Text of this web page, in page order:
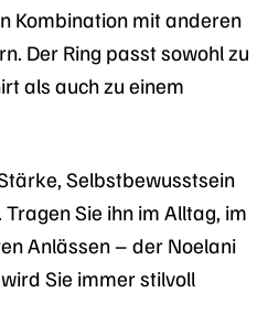
Kombination mit anderen
Der Ring passt sowohl zu
als auch zu einem
Selbstbewusstsein
Sie ihn im Alltag, im
Anlässen – der Noelani
Sie immer stilvoll